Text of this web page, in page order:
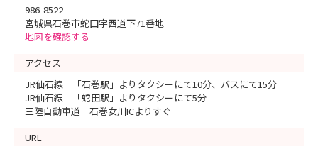
986-8522
宮城県石巻市蛇田字西道下71番地
地図を確認する
アクセス
JR仙石線 「石巻駅」よりタクシーにて10分、バスにて15分
JR仙石線 「蛇田駅」よりタクシーにて5分
三陸自動車道 石巻女川ICよりすぐ
URL